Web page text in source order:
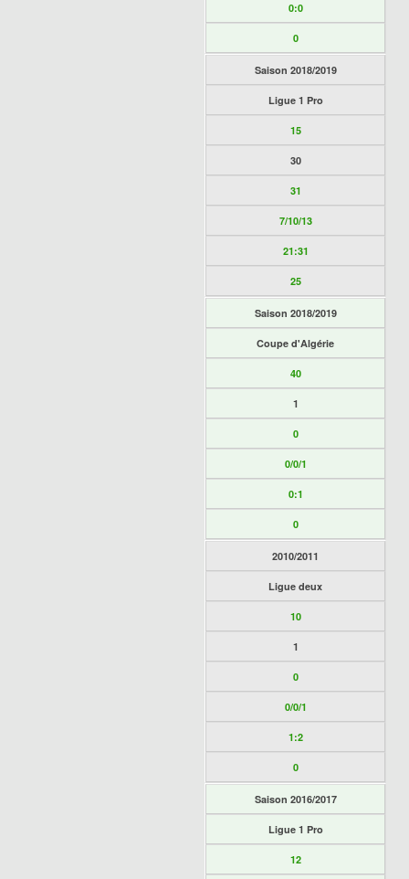
0:0
0
Saison 2018/2019
Ligue 1 Pro
15
30
31
7/10/13
21:31
25
Saison 2018/2019
Coupe d'Algérie
40
1
0
0/0/1
0:1
0
2010/2011
Ligue deux
10
1
0
0/0/1
1:2
0
Saison 2016/2017
Ligue 1 Pro
12